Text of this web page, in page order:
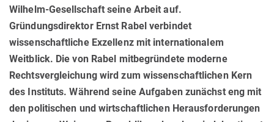
Wilhelm-Gesellschaft seine Arbeit auf.
Gründungsdirektor Ernst Rabel verbindet
wissenschaftliche Exzellenz mit internationalem
Weitblick. Die von Rabel mitbegründete moderne
Rechtsvergleichung wird zum wissenschaftlichen Kern
des Instituts. Während seine Aufgaben zunächst eng mit
den politischen und wirtschaftlichen Herausforderungen